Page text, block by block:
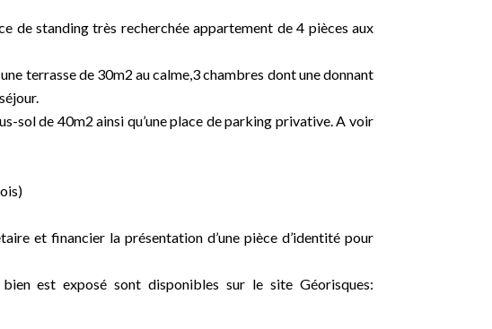
de standing très recherchée appartement de 4 pièces aux
terrasse de 30m2 au calme,3 chambres dont une donnant
sol de 40m2 ainsi qu’une place de parking privative. A voir
et financier la présentation d’une pièce d’identité pour
est exposé sont disponibles sur le site Géorisques: